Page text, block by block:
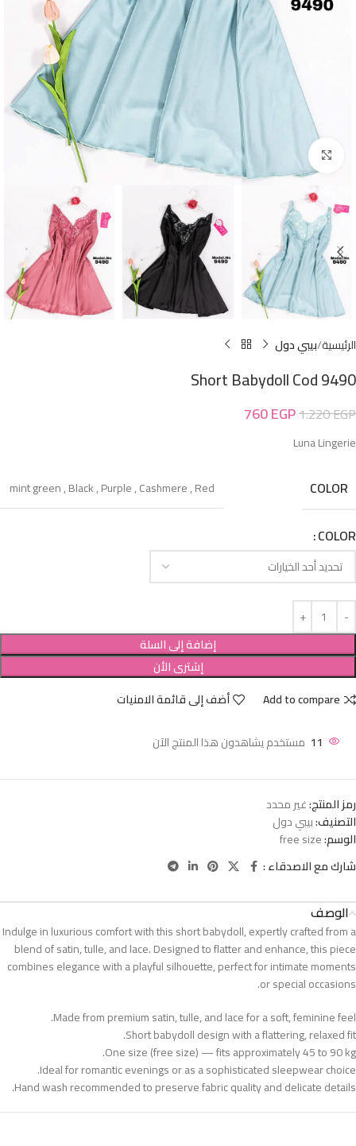
Click to enlarge
الرئيسية بيبي دول
Short Babydoll Cod 9490
1.220EGP
760EGP
Luna Lingerie
COLOR
mint green,Black,Purple,Cashmere,Red
COLOR
إضافة إلى السلة
إشترى الأن
Add to compare
أضف إلى قائمة الامنيات
11 مستخدم يشاهدون هذا المنتج الآن
رمز المنتج:غير محدد
التصنيف:بيبي دول
الوسم:free size
شارك مع الاصدقاء :
الوصف
Indulge in luxurious comfort with this short babydoll, expertly crafted from a
blend of satin, tulle, and lace. Designed to flatter and enhance, this piece
combines elegance with a playful silhouette, perfect for intimate moments
or special occasions.
Made from premium satin, tulle, and lace for a soft, feminine feel.
Short babydoll design with a flattering, relaxed fit.
One size (free size) — fits approximately 45 to 90 kg.
Ideal for romantic evenings or as a sophisticated sleepwear choice.
Hand wash recommended to preserve fabric quality and delicate details.